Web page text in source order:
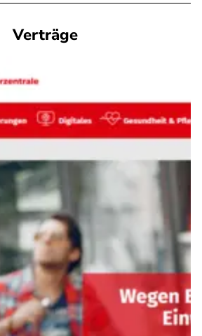
Verträge